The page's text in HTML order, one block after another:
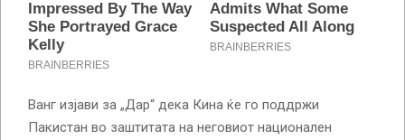
Ванг изјави за „Дар“ дека Кина ќе го поддржи
Пакистан во заштитата на неговиот национален